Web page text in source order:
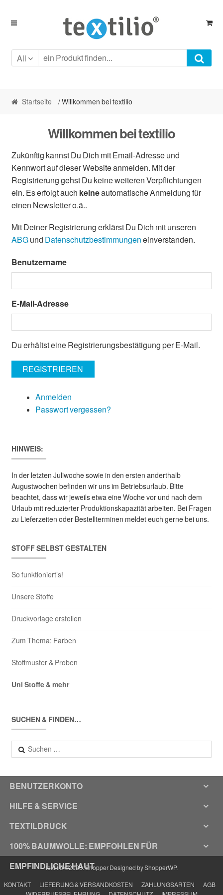
Skip
Skip
All
Startseite / Willkommen bei textilio
Willkommen bei textilio
Zukünftig kannst Du Dich mit Email-Adresse und
Kennwort auf dieser Website anmelden. Mit der
Registrierung gehst Du keine weiteren Verpflichtungen
ein. Es erfolgt auch keineautomatische Anmeldung für
einen Newsletter o.ä..
Mit Deiner Registrierung erklärst Du Dich mit unseren
ABGund Datenschutzbestimmungen einverstanden.
Benutzername
E-Mail-Adresse
Du erhältst eine Registrierungsbestätigung per E-Mail.
REGISTRIEREN
Anmelden
Passwort vergessen?
HINWEIS:
In der letzten Juliwoche sowie in den ersten anderthalb
Augustwochen befinden wir uns im Betriebsurlaub. Bitte
beachtet, dass wir jeweils etwa eine Woche vor und nach dem
Urlaub mit reduzierter Produktionskapazität arbeiten. Bei Fragen
zu Lieferzeiten oder Bestellterminen meldet euch gerne bei uns.
STOFF SELBST GESTALTEN
So funktioniert’s!
Unsere Stoffe
Druckvorlage erstellen
Zum Thema: Farben
Stoffmuster & Proben
Uni Stoffe & mehr
SUCHEN & FINDEN…
Suchen
nach:
BENUTZERKONTO
HILFE & SERVICE
TEXTILDRUCK
100% BAUMWOLLE: EMPFOHLEN FÜR
EMPFINDLICHE HAUT
textilio ©2026.ShopperDesigned byShopperWP.
KONTAKT LIEFERUNG & VERSANDKOSTEN ZAHLUNGSARTEN
AGB